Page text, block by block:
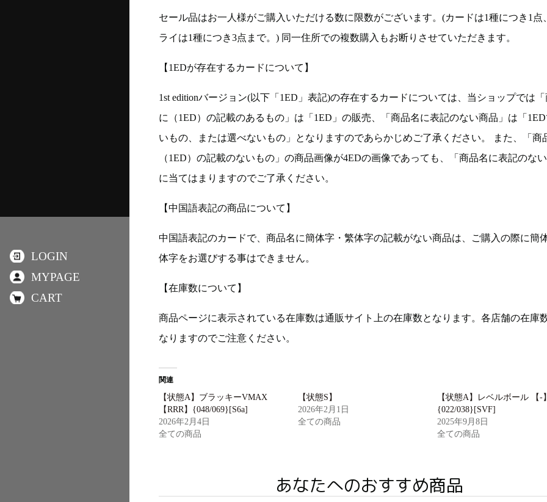
セール品はお一人様がご購入いただける数に限数がございます。(カードは1種につき1点
ライは1種につき3点まで。) 同一住所での複数購入もお断りさせていただきます。
【1EDが存在するカードについて】
1st editionバージョン(以下「1ED」表記)の存在するカードについては、当ショップでは「
に（1ED）の記載のあるもの」は「1ED」の販売、「商品名に表記のない商品」は「
いもの、または選べないもの」となりますのであらかじめご了承ください。 また、「商
（1ED）の記載のないもの」の商品画像が4EDの画像であっても、「商品名に表記のない
に当てはまりますのでご了承ください。
【中国語表記の商品について】
中国語表記のカードで、商品名に簡体字・繁体字の記載がない商品は、ご購入の際に簡
体字をお選びする事はできません。
【在庫数について】
商品ページに表示されている在庫数は通販サイト上の在庫数となります。各店舗の在庫
なりますのでご注意ください。
関連
【状態A】ブラッキーVMAX
【RRR】{048/069}[S6a]
2026年2月4日
全ての商品
【状態S】
2026年2月1日
全ての商品
【状態A】レベルボール 【-】
{022/038}[SVF]
2025年9月8日
全ての商品
あなたへのおすすめ商品
LOGIN
MYPAGE
CART